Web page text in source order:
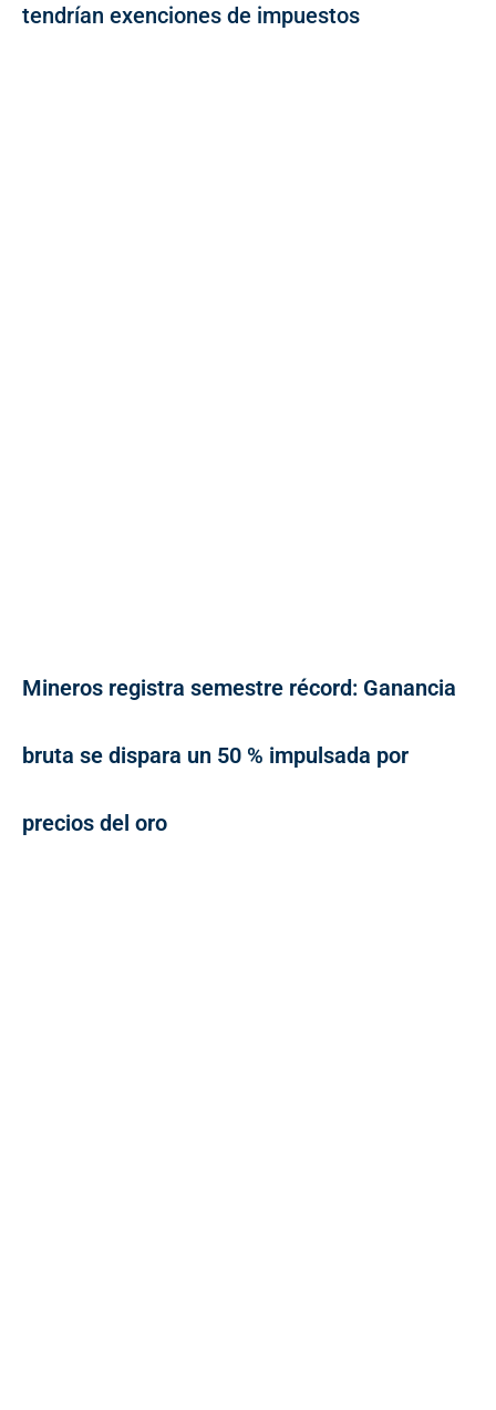
tendrían exenciones de impuestos
Mineros registra semestre récord: Ganancia
bruta se dispara un 50 % impulsada por
precios del oro